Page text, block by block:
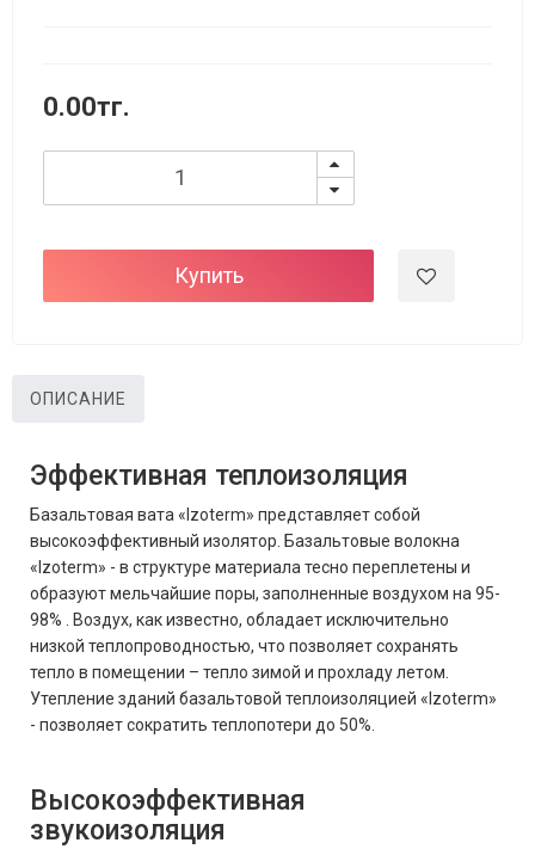
0.00тг.
Купить
ОПИСАНИЕ
Эффективная теплоизоляция
Базальтовая вата «Izoterm» представляет собой
высокоэффективный изолятор. Базальтовые волокна
«Izoterm» - в структуре материала тесно переплетены и
образуют мельчайшие поры, заполненные воздухом на 95-
98% . Воздух, как известно, обладает исключительно
низкой теплопроводностью, что позволяет сохранять
тепло в помещении – тепло зимой и прохладу летом.
Утепление зданий базальтовой теплоизоляцией «Izoterm»
- позволяет сократить теплопотери до 50%.
Высокоэффективная
звукоизоляция